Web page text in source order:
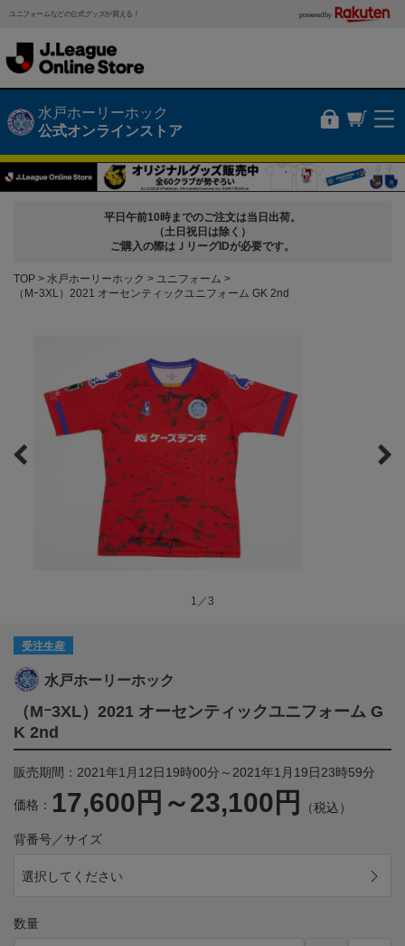
ユニフォームなどの公式グッズが買える！ powered by
水戸ホーリーホック
公式オンラインストア
平日午前10時までのご注文は当日出荷。
（土日祝日は除く）
ご購入の際はＪリーグIDが必要です。
TOP 水戸ホーリーホック
ユニフォーム
（Mｰ3XL）2021 オーセンティックユニフォーム GK 2nd
1／3
受注生産
水戸ホーリーホック
（Mｰ3XL）2021 オーセンティックユニフォーム G
K 2nd
販売期間：2021年1月12日19時00分～2021年1月19日23時59分
価格： 17,600円～23,100円 （税込）
背番号／サイズ
選択してください
数量